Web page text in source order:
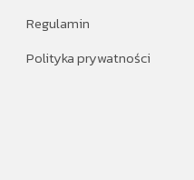
Regulamin
Polityka prywatności